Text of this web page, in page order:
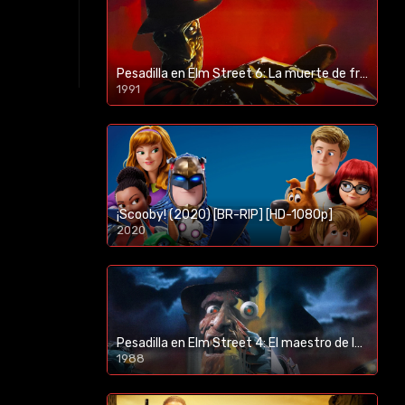
Pesadilla en Elm Street 6: La muerte de freddy (1991) [BR-RIP] [HD-1080p]
1991
¡Scooby! (2020) [BR-RIP] [HD-1080p]
2020
1080p/720p
Pesadilla en Elm Street 4: El maestro de los sueños (1988) [BR-RIP] [HD-1080p]
1988